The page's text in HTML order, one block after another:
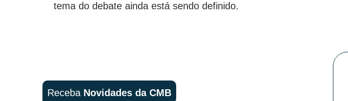
tema do debate ainda está sendo definido.
Receba Novidades da CMB